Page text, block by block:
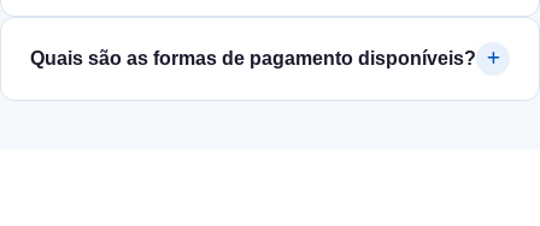
Quais são as formas de pagamento disponíveis?